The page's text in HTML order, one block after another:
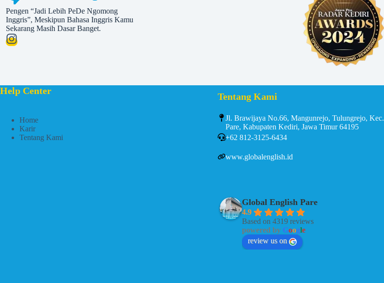
Pengen “Jadi Lebih PeDe Ngomong
Inggris”, Meskipun Bahasa Inggris Kamu
Sekarang Masih Dasar Banget.
Help Center
Home
Karir
Tentang Kami
Tentang Kami
Jl. Brawijaya No.66, Mangunrejo, Tulungrejo, Kec.
Pare, Kabupaten Kediri, Jawa Timur 64195
+62 812-3125-6434
www.globalenglish.id
Global English Pare
4.9
Based on 4319 reviews
powered by Google
review us on